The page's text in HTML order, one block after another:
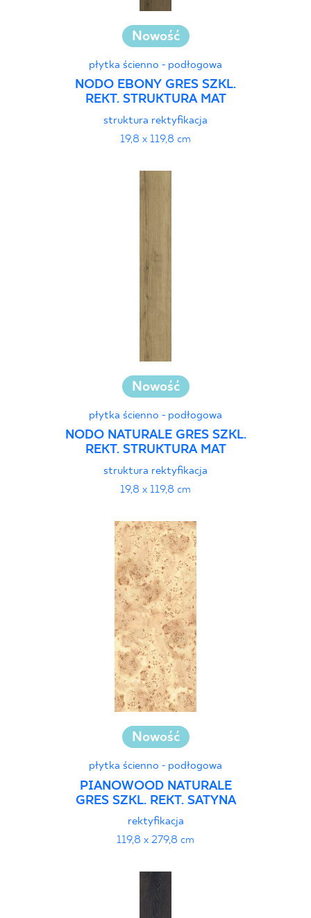
Nowość
płytka ścienno - podłogowa
NODO EBONY GRES SZKL.
REKT. STRUKTURA MAT
struktura rektyfikacja
19,8 x 119,8 cm
Nowość
płytka ścienno - podłogowa
NODO NATURALE GRES SZKL.
REKT. STRUKTURA MAT
struktura rektyfikacja
19,8 x 119,8 cm
Nowość
płytka ścienno - podłogowa
PIANOWOOD NATURALE
GRES SZKL. REKT. SATYNA
rektyfikacja
119,8 x 279,8 cm